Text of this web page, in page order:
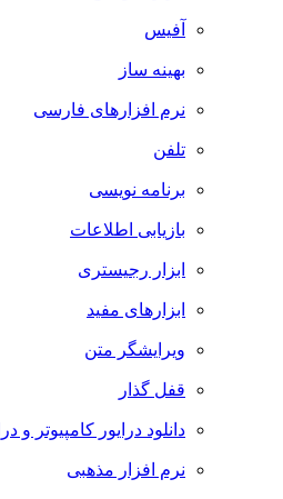
آفیس
بهینه ساز
نرم افزارهای فارسی
تلفن
برنامه نویسی
بازیابی اطلاعات
ابزار رجیستری
ابزارهای مفید
ویرایشگر متن
قفل گذار
دانلود درایور کامپیوتر و
نرم افزار مذهبی